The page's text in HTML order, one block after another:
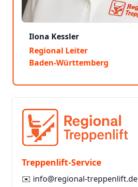
Ilona Kessler
Regional Leiter
Baden-Württemberg
Treppenlift-Service
✉️ info@regional-treppenlift.de